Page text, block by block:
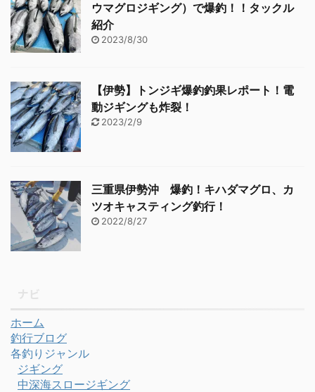
ウマグロジギング）で爆釣！！タックル
紹介
2023/8/30
【伊勢】トンジギ爆釣釣果レポート！電
動ジギングも炸裂！
2023/2/9
三重県伊勢沖 爆釣！キハダマグロ、カ
ツオキャスティング釣行！
2022/8/27
ホーム
釣行ブログ
各釣りジャンル
ジギング
中深海スロージギング